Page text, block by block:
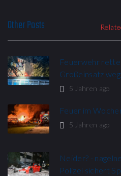
Other Posts
Feuerwehr
Großeinsatz
5 Jahren ago
Feuer im
5 Jahren ago
Neider? -
Polizei sichert